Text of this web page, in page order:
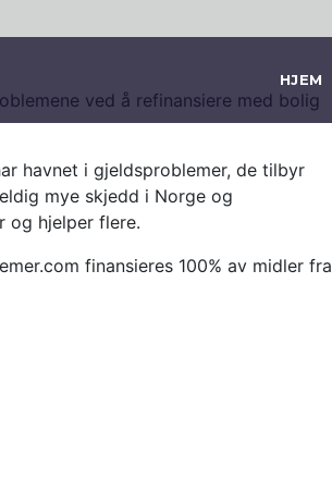
HJEM
ved å refinansiere med bolig
havnet i gjeldsproblemer, de tilbyr
mye skjedd i Norge og
og hjelper flere.
finansieres 100% av midler fra